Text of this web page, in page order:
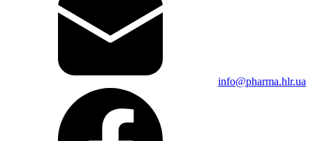
info@pharma.hlr.ua